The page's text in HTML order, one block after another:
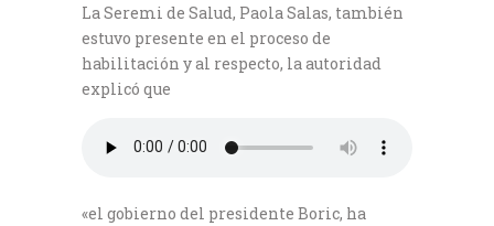
La Seremi de Salud, Paola Salas, también
estuvo presente en el proceso de
habilitación y al respecto, la autoridad
explicó que
«el gobierno del presidente Boric, ha